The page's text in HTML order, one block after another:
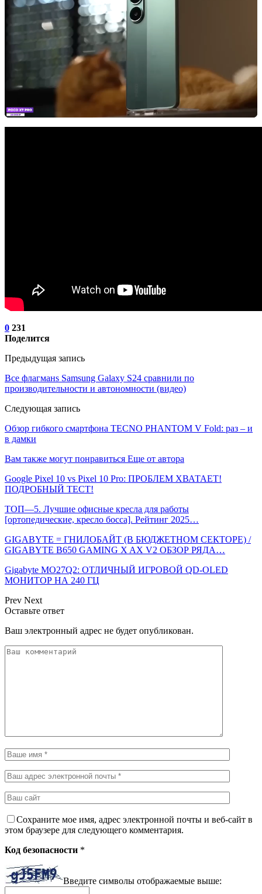
0 231
Поделится
Предыдущая запись
Все флагманs Samsung Galaxy S24 сравнили по
производительности и автономности (видео)
Следующая запись
Обзор гибкого смартфона TECNO PHANTOM V Fold: раз – и
в дамки
Вам также могут понравиться Еще от автора
Google Pixel 10 vs Pixel 10 Pro: ПРОБЛЕМ ХВАТАЕТ!
ПОДРОБНЫЙ ТЕСТ!
ТОП—5. Лучшие офисные кресла для работы
[ортопедические, кресло босса]. Рейтинг 2025…
GIGABYTE = ГНИЛОБАЙТ (В БЮДЖЕТНОМ СЕКТОРЕ) /
GIGABYTE B650 GAMING X AX V2 ОБЗОР РЯДА…
Gigabyte MO27Q2: ОТЛИЧНЫЙ ИГРОВОЙ QD-OLED
МОНИТОР НА 240 ГЦ
Prev Next
Оставьте ответ
Ваш электронный адрес не будет опубликован.
Сохраните мое имя, адрес электронной почты и веб-сайт в
этом браузере для следующего комментария.
Код безопасности *
Введите символы отображаемые выше: